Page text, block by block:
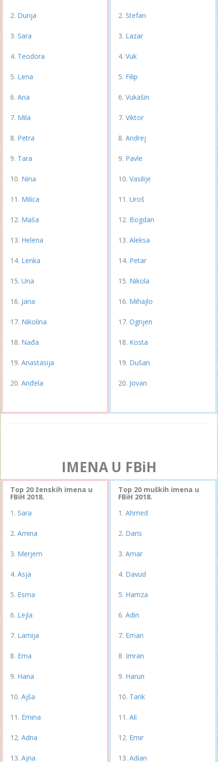
Dunja
Sara
Teodora
Lena
Ana
Mila
Petra
Tara
Nina
Milica
Maša
Helena
Lenka
Una
Jana
Nikolina
Nađa
Anastasija
Anđela
Stefan
Lazar
Vuk
Filip
Vukašin
Viktor
Andrej
Pavle
Vasilije
Uroš
Bogdan
Aleksa
Petar
Nikola
Mihajlo
Ognjen
Kosta
Dušan
Jovan
IMENA U FBiH
Top 20 ženskih imena u
FBiH 2018.
Sara
Amina
Merjem
Asja
Esma
Lejla
Lamija
Ema
Hana
Ajša
Emina
Adna
Ajna
Top 20 muških imena u
FBiH 2018.
Ahmed
Daris
Amar
Davud
Hamza
Adin
Eman
Imran
Harun
Tarik
Ali
Emir
Adian